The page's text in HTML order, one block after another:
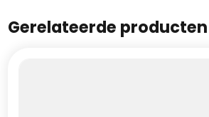
Gerelateerde producten